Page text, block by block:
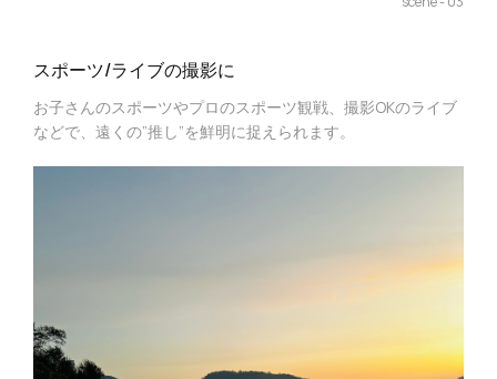
スポーツ/ライブの撮影に
お子さんのスポーツやプロのスポーツ観戦、撮影OKのライブ
などで、遠くの”推し”を鮮明に捉えられます。